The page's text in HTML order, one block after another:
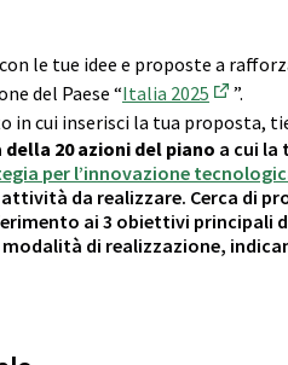
le tue idee e proposte a
del Paese “Italia 2025
”.
in cui inserisci la tua proposta,
della 20 azioni del piano a cui la
per l’innovazione
attività da realizzare. Cerca di
ai 3 obiettivi principali
modalità di realizzazione,